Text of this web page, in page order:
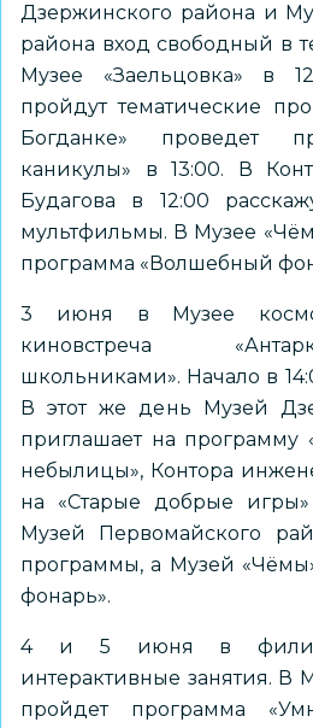
Дзержинского района и
района вход свободный в
Музее «Заельцовка» в
пройдут тематические
Богданке» проведет
каникулы» в 13:00. В
Будагова в 12:00
мультфильмы. В Музее
программа «Волшебный
3 июня в Музее
киновстреча
школьниками». Начало в
В этот же день Музей
приглашает на
небылицы», Контора
на «Старые добрые
Музей Первомайского
программы, а Музей
фонарь».
4 и 5 июня в
интерактивные занятия. В
пройдет программа